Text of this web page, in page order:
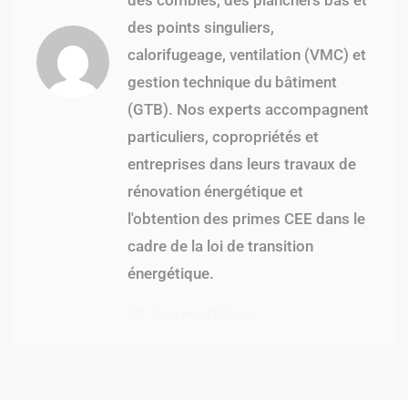
des points singuliers,
calorifugeage, ventilation (VMC) et
gestion technique du bâtiment
(GTB). Nos experts accompagnent
particuliers, copropriétés et
entreprises dans leurs travaux de
rénovation énergétique et
l'obtention des primes CEE dans le
cadre de la loi de transition
énergétique.